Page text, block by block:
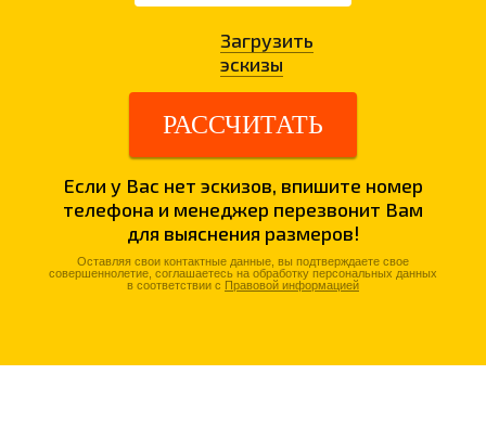
Загрузить
эскизы
РАССЧИТАТЬ
Если у Вас нет эскизов, впишите номер
телефона и менеджер перезвонит Вам
для выяснения размеров!
Оставляя свои контактные данные, вы подтверждаете свое
совершеннолетие, соглашаетесь на обработку персональных данных
в соответствии с Правовой информацией